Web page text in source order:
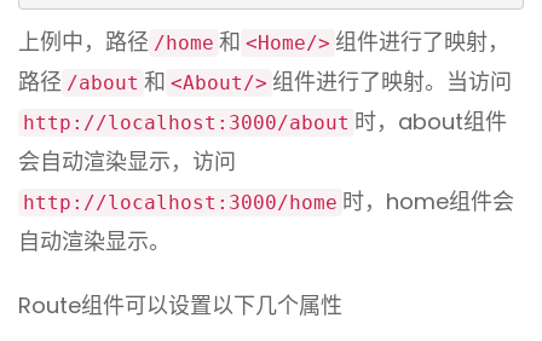
上例中，路径 /home 和 <Home/> 组件进行了映射，
路径 /about 和 <About/> 组件进行了映射。当访问
http://localhost:3000/about 时，about组件
会自动渲染显示，访问
http://localhost:3000/home 时，home组件会
自动渲染显示。
Route组件可以设置以下几个属性